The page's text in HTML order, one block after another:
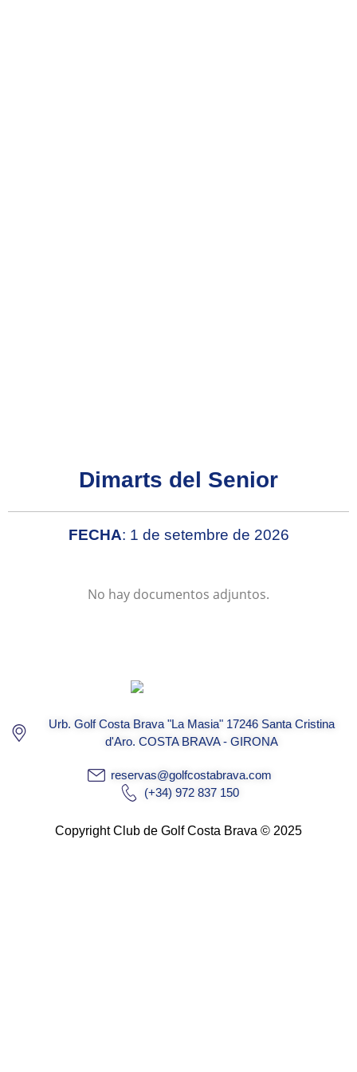
Dimarts del Senior
FECHA: 1 de setembre de 2026
No hay documentos adjuntos.
Urb. Golf Costa Brava "La Masia" 17246 Santa Cristina
d'Aro. COSTA BRAVA - GIRONA
reservas@golfcostabrava.com
(+34) 972 837 150
Copyright Club de Golf Costa Brava © 2025